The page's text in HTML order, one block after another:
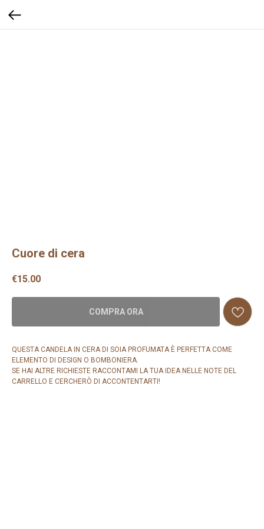
Cuore di cera
€15.00
COMPRA ORA
QUESTA CANDELA IN CERA DI SOIA PROFUMATA È PERFETTA COME
ELEMENTO DI DESIGN O BOMBONIERA.
SE HAI ALTRE RICHIESTE RACCONTAMI LA TUA IDEA NELLE NOTE DEL
CARRELLO E CERCHERÒ DI ACCONTENTARTI!